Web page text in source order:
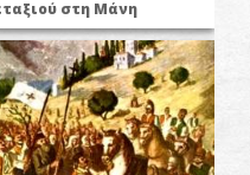
στη Μάνη